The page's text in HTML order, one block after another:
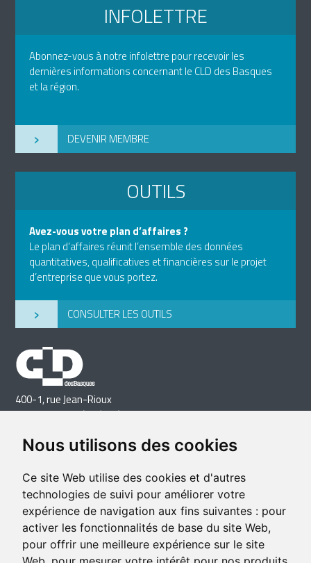
Nous utilisons des cookies
Ce site Web utilise des cookies et d'autres
technologies de suivi pour améliorer votre
expérience de navigation aux fins suivantes : pour
activer les fonctionnalités de base du site Web,
pour offrir une meilleure expérience sur le site
INFOLETTRE
Abonnez-vous à notre infolettre pour recevoir les
dernières informations concernant le CLD des Basques
et la région.
› DEVENIR MEMBRE
OUTILS
Avez-vous votre plan d’affaires ?
Le plan d’affaires réunit l’ensemble des données
quantitatives, qualificatives et financières sur le projet
d’entreprise que vous portez.
› CONSULTER LES OUTILS
400-1, rue Jean-Rioux
Trois-Pistoles (Québec) G0L 4K0
Télécopieur: 418 851-1237